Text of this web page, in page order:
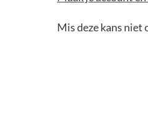
Mis deze kans